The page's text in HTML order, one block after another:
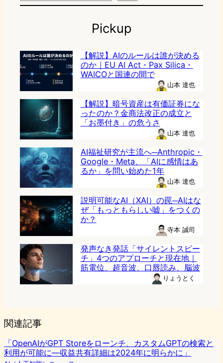
Pickup
【解説】AIのルールは誰が決める
のか｜EU AI Act・Pax Silica・
WAICOと国連の間で
山本 達也
【解説】暗号資産は有価証券にな
ったのか？金商法改正の成立と
「お墨付き」の危うさ
山本 達也
AI福祉研究が主流へ─Anthropic・
Google・Meta、「AIに感情はあ
るか」を問い始めた1年
山本 達也
説明可能なAI（XAI）の罠─AIはな
ぜ「もっともらしい嘘」をつくの
か？
寺本 誠司
発声なき発話「サイレントスピー
チ」4つのアプローチと現在地｜
筋電位、超音波、口唇読み、脳波
りょうとく
関連記事
「OpenAIがGPT Storeをローンチ、カスタムGPTの検索と
利用が可能に—収益共有詳細は2024年に明らかに」